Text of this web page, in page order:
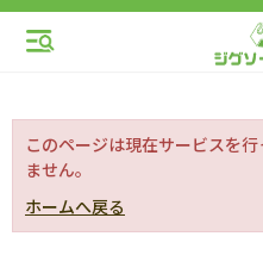
このページは現在サービスを
ません。
ホームへ戻る